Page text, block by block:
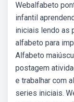
Webalfabeto
infantil
iniciais lendo as
alfabeto para
Alfabeto
postagem
e trabalhar com
series iniciais.